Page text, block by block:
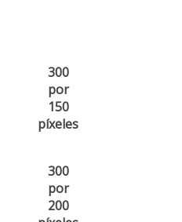
300
por
150
píxeles
300
por
200